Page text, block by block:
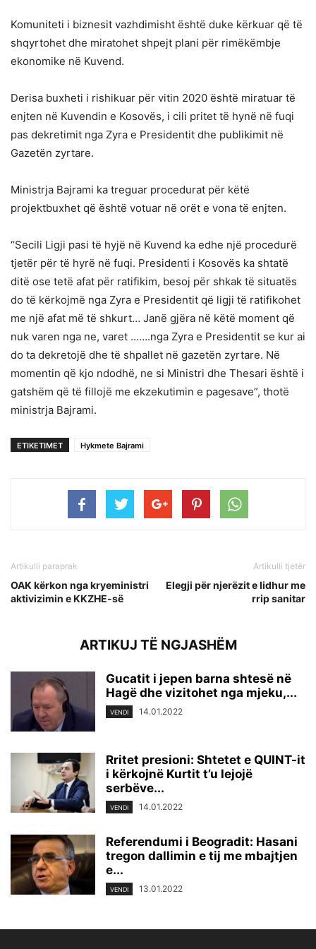
Komuniteti i biznesit vazhdimisht është duke kërkuar që të
shqyrtohet dhe miratohet shpejt plani për rimëkëmbje
ekonomike në Kuvend.
Derisa buxheti i rishikuar për vitin 2020 është miratuar të
enjten në Kuvendin e Kosovës, i cili pritet të hynë në fuqi
pas dekretimit nga Zyra e Presidentit dhe publikimit në
Gazetën zyrtare.
Ministrja Bajrami ka treguar procedurat për këtë
projektbuxhet që është votuar në orët e vona të enjten.
“Secili Ligji pasi të hyjë në Kuvend ka edhe një procedurë
tjetër për të hyrë në fuqi. Presidenti i Kosovës ka shtatë
ditë ose tetë afat për ratifikim, besoj për shkak të situatës
do të kërkojmë nga Zyra e Presidentit që ligji të ratifikohet
me një afat më të shkurt… Janë gjëra në këtë moment që
nuk varen nga ne, varet …….nga Zyra e Presidentit se kur ai
do ta dekretojë dhe të shpallet në gazetën zyrtare. Në
momentin që kjo ndodhë, ne si Ministri dhe Thesari është i
gatshëm që të fillojë me ekzekutimin e pagesave”, thotë
ministrja Bajrami.
ETIKETIMET Hykmete Bajrami
Artikulli paraprak
OAK kërkon nga kryeministri
aktivizimin e KKZHE-së
Artikulli tjetër
Elegji për njerëzit e lidhur me
rrip sanitar
ARTIKUJ TË NGJASHËM
Gucatit i jepen barna shtesë në
Hagë dhe vizitohet nga mjeku,...
VENDI 14.01.2022
Rritet presioni: Shtetet e QUINT-it
i kërkojnë Kurtit t’u lejojë
serbëve...
VENDI 14.01.2022
Referendumi i Beogradit: Hasani
tregon dallimin e tij me mbajtjen
e...
VENDI 13.01.2022